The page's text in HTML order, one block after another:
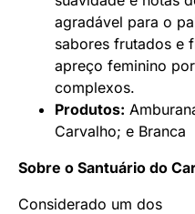
agradável para o
sabores frutados e
apreço feminino
complexos.
Produtos:
Carvalho; e Branca
Sobre o Santuário do
Considerado um dos